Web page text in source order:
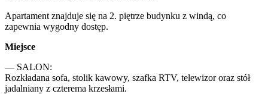
Apartament znajduje się na 2. piętrze budynku z windą, co
zapewnia wygodny dostęp.
Miejsce
— SALON:
Rozkładana sofa, stolik kawowy, szafka RTV, telewizor oraz stół
jadalniany z czterema krzesłami.